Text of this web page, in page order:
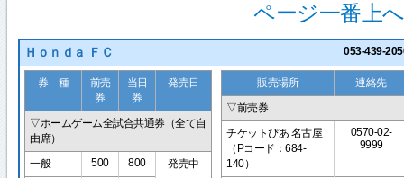
ページ一番上
Ｈｏｎｄａ ＦＣ 053-439-
券 種
前売
券
当日
券
発売日
▽ホームゲーム全試合共通券（全て自
由席）
一般
500 800
発売中
販売場所
連絡先
▽前売券
チケットぴあ 名古屋
（Pコード：684-
140）
0570-02-
9999